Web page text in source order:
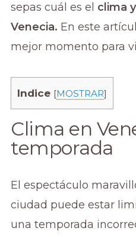
sepas cuál es el clima
Venecia. En este
mejor momento para
Indice [MOSTRAR]
Clima en
temporada
El espectáculo
ciudad puede estar
una temporada